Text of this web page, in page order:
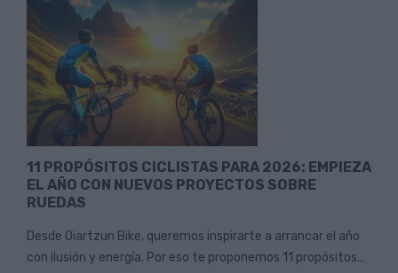
11 PROPÓSITOS CICLISTAS PARA 2026: EMPIEZA
EL AÑO CON NUEVOS PROYECTOS SOBRE
RUEDAS
Desde Oiartzun Bike, queremos inspirarte a arrancar el año
con ilusión y energía. Por eso te proponemos 11 propósitos...